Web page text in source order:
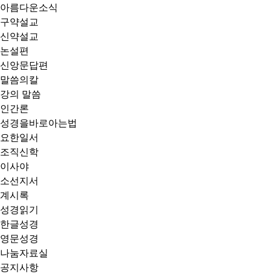
아름다운소식
구약설교
신약설교
논설편
신앙문답편
말씀의칼
강의 말씀
인간론
성경을바로아는법
요한일서
조직신학
이사야
소선지서
계시록
성경읽기
한글성경
영문성경
나눔자료실
공지사항